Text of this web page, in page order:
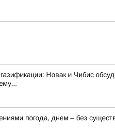
Новак и Чибис
погода, днем – без